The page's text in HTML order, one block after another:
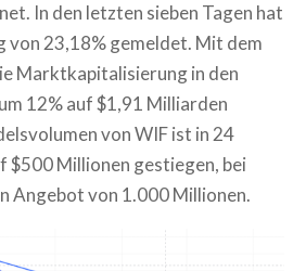
In den letzten sieben Tagen hat
von 23,18% gemeldet. Mit dem
Marktkapitalisierung in den
12% auf $1,91 Milliarden
von WIF ist in 24
$500 Millionen gestiegen, bei
Angebot von 1.000 Millionen.